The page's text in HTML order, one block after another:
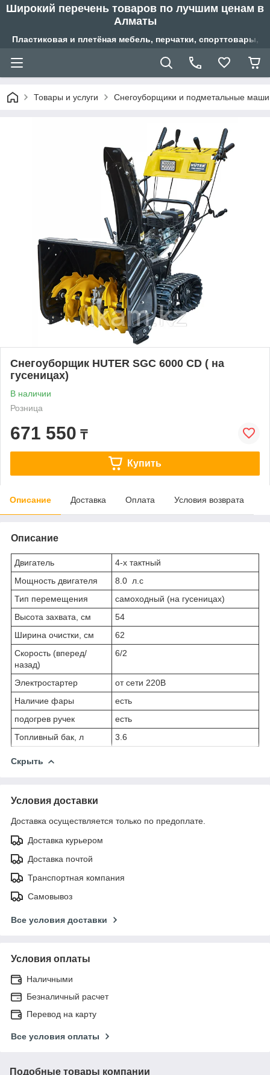
Широкий перечень товаров по лучшим ценам в
Алматы
Пластиковая и плетёная мебель, перчатки,
Товары и услуги Снегоуборщики и подметальные
Снегоуборщик HUTER SGC 6000 CD ( на
гусеницах)
В наличии
Розница
671 550 ₸
Купить
Описание Доставка Оплата Условия возврата
Описание
Двигатель
4-х тактный
Мощность двигателя
8.0 л.с
Тип перемещения
самоходный (на гусеницах)
Высота захвата, см
54
Ширина очистки, см
62
Скорость (вперед/
назад)
6/2
Электростартер
от сети 220В
Наличие фары
есть
подогрев ручек
есть
Топливный бак, л
3.6
Скрыть
Условия доставки
Доставка осуществляется только по предоплате.
Доставка курьером
Доставка почтой
Транспортная компания
Самовывоз
Все условия доставки
Условия оплаты
Наличными
Безналичный расчет
Перевод на карту
Все условия оплаты
Подобные товары компании